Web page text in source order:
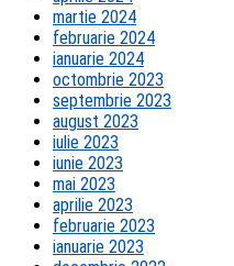
martie 2024
februarie 2024
ianuarie 2024
octombrie 2023
septembrie 2023
august 2023
iulie 2023
iunie 2023
mai 2023
aprilie 2023
februarie 2023
ianuarie 2023